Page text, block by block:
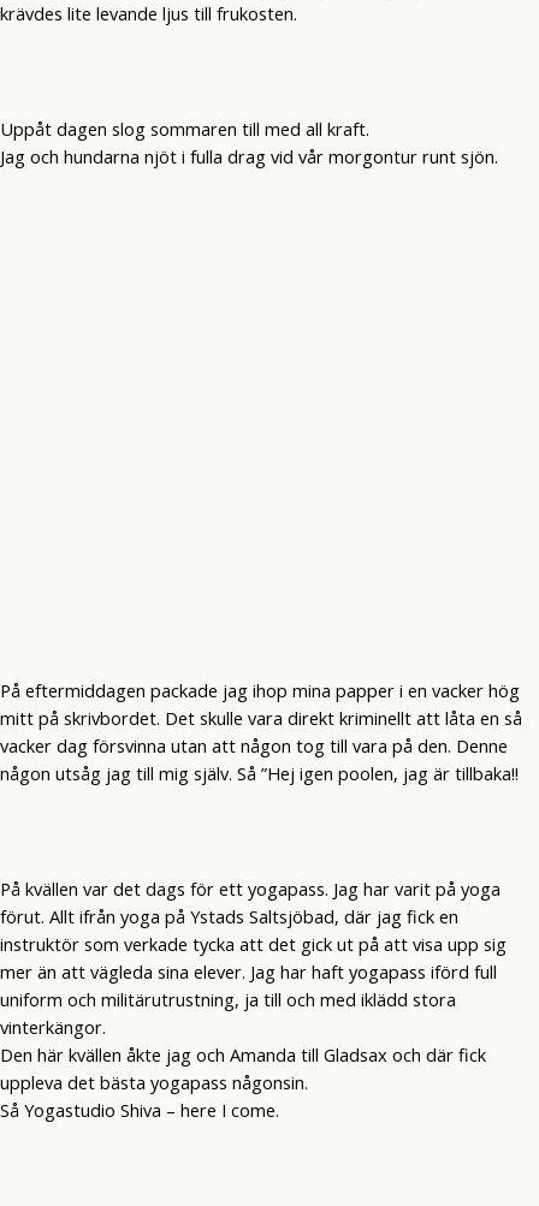
krävdes lite levande ljus till frukosten.
Uppåt dagen slog sommaren till med all kraft.
Jag och hundarna njöt i fulla drag vid vår morgontur runt sjön.
På eftermiddagen packade jag ihop mina papper i en vacker hög
mitt på skrivbordet. Det skulle vara direkt kriminellt att låta en så
vacker dag försvinna utan att någon tog till vara på den. Denne
någon utsåg jag till mig själv. Så ”Hej igen poolen, jag är tillbaka!!
På kvällen var det dags för ett yogapass. Jag har varit på yoga
förut. Allt ifrån yoga på Ystads Saltsjöbad, där jag fick en
instruktör som verkade tycka att det gick ut på att visa upp sig
mer än att vägleda sina elever. Jag har haft yogapass iförd full
uniform och militärutrustning, ja till och med iklädd stora
vinterkängor.
Den här kvällen åkte jag och Amanda till Gladsax och där fick
uppleva det bästa yogapass någonsin.
Så Yogastudio Shiva – here I come.